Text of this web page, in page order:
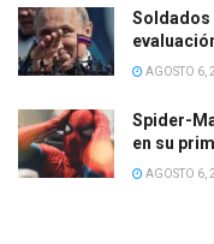
Soldados
AGOSTO 6,
Spider-
en su
AGOSTO 6,